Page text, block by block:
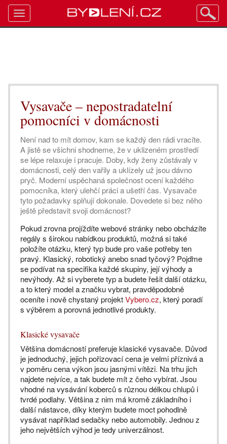
Vysavače – nepostradatelní
pomocníci v domácnosti
Není nad to mít domov, kam se každý den rádi vracíte.
A jistě se všichni shodneme, že v uklizeném prostředí
se lépe relaxuje i pracuje. Doby, kdy ženy zůstávaly v
domácnosti, celý den vařily a uklízely už jsou dávno
pryč. Moderní uspěchaná společnost ocení každého
pomocníka, který ulehčí práci a ušetří čas. Vysavače
tyto požadavky splňují dokonale. Dovedete si bez něho
ještě představit svoji domácnost?
Pokud zrovna projíždíte webové stránky nebo obcházíte
regály s širokou nabídkou produktů, možná si také
položíte otázku, který typ bude pro vaše potřeby ten
pravý. Klasický, robotický anebo snad tyčový? Pojďme
se podívat na specifika každé skupiny, její výhody a
nevýhody. Až si vyberete typ a budete řešit další otázku,
a to který model a značku vybrat, pravděpodobně
oceníte i nově chystaný projektVybero.cz, který poradí
s výběrem a porovná jednotlivé produkty.
Klasické vysavače
Většina domácností preferuje klasické vysavače. Důvod
je jednoduchý, jejich pořizovací cena je velmi příznivá a
v poměru cena výkon jsou jasnými vítězi. Na trhu jich
najdete nejvíce, a tak budete mít z čeho vybírat. Jsou
vhodné na vysávání koberců s různou délkou chlupů i
tvrdé podlahy. Většina z nim má kromě základního i
další nástavce, díky kterým budete moct pohodlně
vysávat například sedačky nebo automobily. Jednou z
jeho největších výhod je tedy univerzálnost.
Toggle
navigation